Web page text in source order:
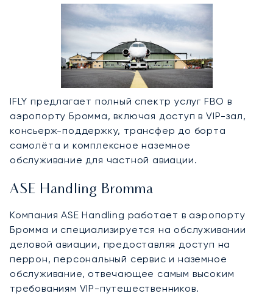
IFLY предлагает полный спектр услуг FBO в
аэропорту Бромма, включая доступ в VIP-зал,
консьерж-поддержку, трансфер до борта
самолёта и комплексное наземное
обслуживание для частной авиации.
ASE Handling Bromma
Компания ASE Handling работает в аэропорту
Бромма и специализируется на обслуживании
деловой авиации, предоставляя доступ на
перрон, персональный сервис и наземное
обслуживание, отвечающее самым высоким
требованиям VIP-путешественников.